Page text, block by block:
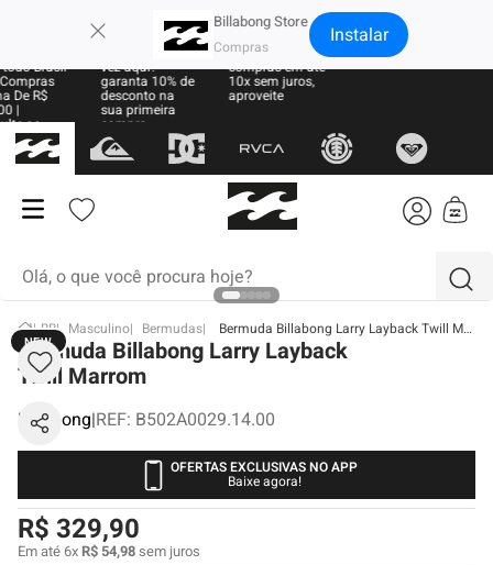
Billabong Store Instalar
Brasil
De R$
|
as
Sua primeira
vez aqui?
garanta 10% de
desconto na
sua primeira
compra
Parcele suas
compras em até
10x sem juros,
aproveite
NEW
BB Masculino Bermudas Bermuda Billabong Larry Layback Twill Marrom
Bermuda Billabong Larry Layback
Twill Marrom
Billabong|REF: B502A0029.14.00
OFERTAS EXCLUSIVAS NO APP
Baixe agora!
R$ 329,90
Em até 6xR$ 54,98sem juros
termos mais buscados
1 º
moletom
2º
boné
4º
boardshort
5º
camiseta